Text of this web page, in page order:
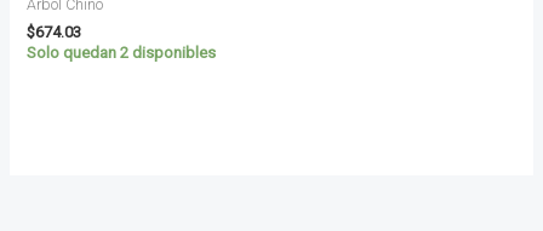
Árbol Chino
$674.03
Solo quedan 2 disponibles